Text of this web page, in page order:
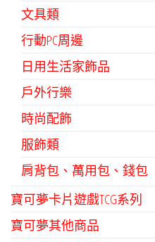
文具類
行動PC周邊
日用生活家飾品
戶外行樂
時尚配飾
服飾類
肩背包、萬用包、錢包
寶可夢卡片遊戲TCG系列
寶可夢其他商品